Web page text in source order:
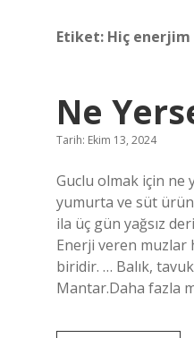
Etiket: Hiç
Ne
Tarih: Ekim 13, 2024
Guclu olmak için ne
yumurta ve süt
ila üç gün yağsız
Enerji veren muzlar
biridir. … Balık,
Mantar.Daha fazla